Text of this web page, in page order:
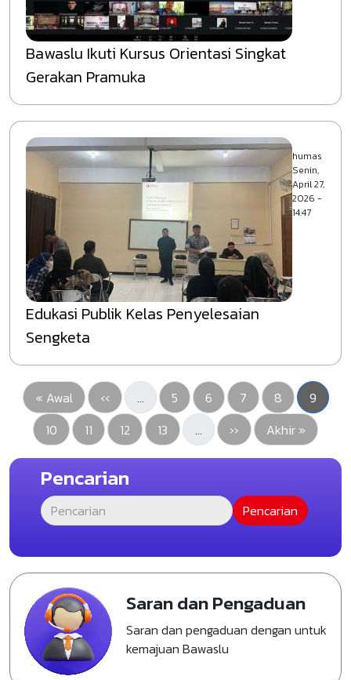
Bawaslu Ikuti Kursus Orientasi Singkat
Gerakan Pramuka
humas
Senin,
April 27,
2026 -
14:47
Edukasi Publik Kelas Penyelesaian
Sengketa
First page
« Awal Halaman sebelumnya
‹‹ … Pengawasan
5 Pengawasan
6 Pengawasan
7 Pengawasan
8
9
Pengawasan
10 Pengawasan
11 Pengawasan
12 Pengawasan
13 … Halaman berikutnya
›› Last page
Akhir »
Pencarian
Saran dan Pengaduan
Saran dan pengaduan dengan untuk
kemajuan Bawaslu